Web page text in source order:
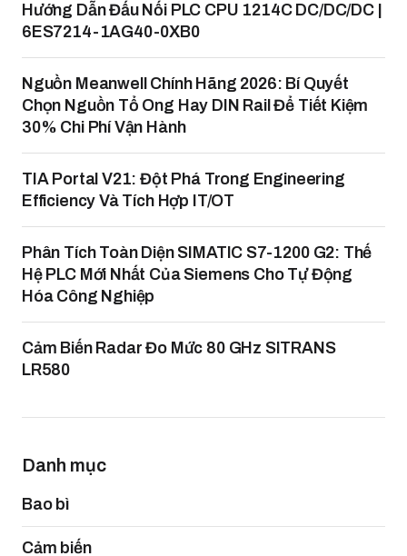
Hướng Dẫn Đấu Nối PLC CPU 1214C DC/DC/DC |
6ES7214-1AG40-0XB0
Nguồn Meanwell Chính Hãng 2026: Bí Quyết
Chọn Nguồn Tổ Ong Hay DIN Rail Để Tiết Kiệm
30% Chi Phí Vận Hành
TIA Portal V21: Đột Phá Trong Engineering
Efficiency Và Tích Hợp IT/OT
Phân Tích Toàn Diện SIMATIC S7-1200 G2: Thế
Hệ PLC Mới Nhất Của Siemens Cho Tự Động
Hóa Công Nghiệp
Cảm Biến Radar Đo Mức 80 GHz SITRANS
LR580
Danh mục
Bao bì
Cảm biến